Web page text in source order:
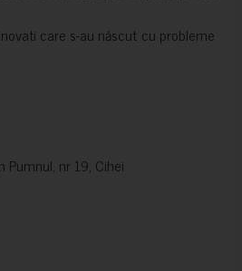
care s-au născut cu probleme
nr 19, Cihei